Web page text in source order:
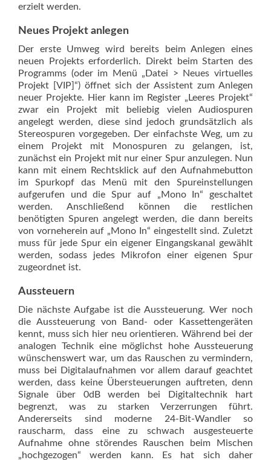
erzielt werden.
Neues Projekt anlegen
Der erste Umweg wird bereits beim Anlegen eines
neuen Projekts erforderlich. Direkt beim Starten des
Programms (oder im Menü „Datei > Neues virtuelles
Projekt [VIP]“) öffnet sich der Assistent zum Anlegen
neuer Projekte. Hier kann im Register „Leeres Projekt“
zwar ein Projekt mit beliebig vielen Audiospuren
angelegt werden, diese sind jedoch grundsätzlich als
Stereospuren vorgegeben. Der einfachste Weg, um zu
einem Projekt mit Monospuren zu gelangen, ist,
zunächst ein Projekt mit nur einer Spur anzulegen. Nun
kann mit einem Rechtsklick auf den Aufnahmebutton
im Spurkopf das Menü mit den Spureinstellungen
aufgerufen und die Spur auf „Mono In“ geschaltet
werden. Anschließend können die restlichen
benötigten Spuren angelegt werden, die dann bereits
von vorneherein auf „Mono In“ eingestellt sind. Zuletzt
muss für jede Spur ein eigener Eingangskanal gewählt
werden, sodass jedes Mikrofon einer eigenen Spur
zugeordnet ist.
Aussteuern
Die nächste Aufgabe ist die Aussteuerung. Wer noch
die Aussteuerung von Band- oder Kassettengeräten
kennt, muss sich hier neu orientieren. Während bei der
analogen Technik eine möglichst hohe Aussteuerung
wünschenswert war, um das Rauschen zu vermindern,
muss bei Digitalaufnahmen vor allem darauf geachtet
werden, dass keine Übersteuerungen auftreten, denn
Signale über 0dB werden bei Digitaltechnik hart
begrenzt, was zu starken Verzerrungen führt.
Andererseits sind moderne 24-Bit-Wandler so
rauscharm, dass eine zu schwach ausgesteuerte
Aufnahme ohne störendes Rauschen beim Mischen
„hochgezogen“ werden kann. Es hat sich daher